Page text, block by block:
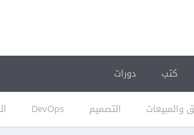
والمبيعات التصميم DevOps
كتب دورات